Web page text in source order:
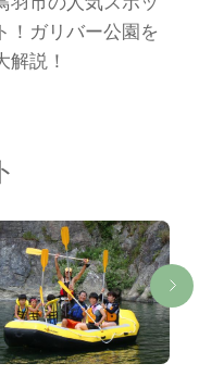
ト！ガリバー公園を
解説！